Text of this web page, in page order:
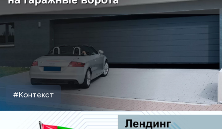
#Контекст